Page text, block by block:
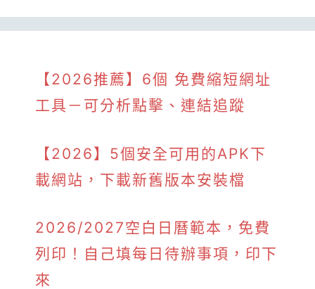
【2026推薦】6個 免費縮短網址
工具－可分析點擊、連結追蹤
【2026】5個安全可用的APK下
載網站，下載新舊版本安裝檔
2026/2027空白日曆範本，免費
列印！自己填每日待辦事項，印下
來